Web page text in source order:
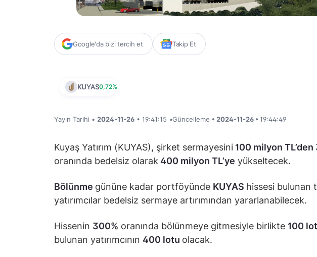
Google'da bizi tercih et Takip Et
KUYAS0,72%
Yayın Tarihi • 2024-11-26 • 19:41:15 •Güncelleme • 2024-11-26 • 19:44:49
Kuyaş Yatırım (KUYAS), şirket sermayesini 100 milyon TL’den
oranında bedelsiz olarak 400 milyon TL’ye yükseltecek.
Bölünme gününe kadar portföyünde KUYAS hissesi bulunan
yatırımcılar bedelsiz sermaye artırımından yararlanabilecek.
Hissenin 300% oranında bölünmeye gitmesiyle birlikte 100
bulunan yatırımcının 400 lotu olacak.